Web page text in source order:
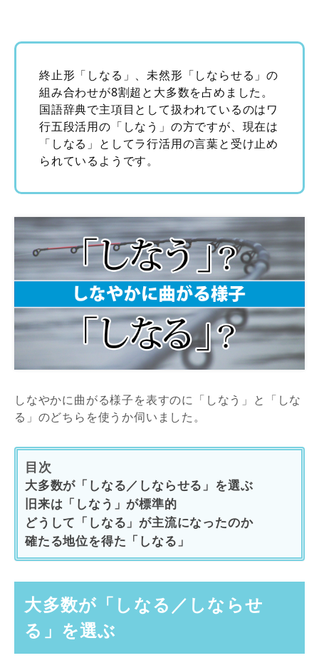
終止形「しなる」、未然形「しならせる」の
組み合わせが8割超と大多数を占めました。
国語辞典で主項目として扱われているのはワ
行五段活用の「しなう」の方ですが、現在は
「しなる」としてラ行活用の言葉と受け止め
られているようです。
しなやかに曲がる様子を表すのに「しなう」と「しな
る」のどちらを使うか伺いました。
目次
大多数が「しなる／しならせる」を選ぶ
旧来は「しなう」が標準的
どうして「しなる」が主流になったのか
確たる地位を得た「しなる」
大多数が「しなる／しならせ
る」を選ぶ